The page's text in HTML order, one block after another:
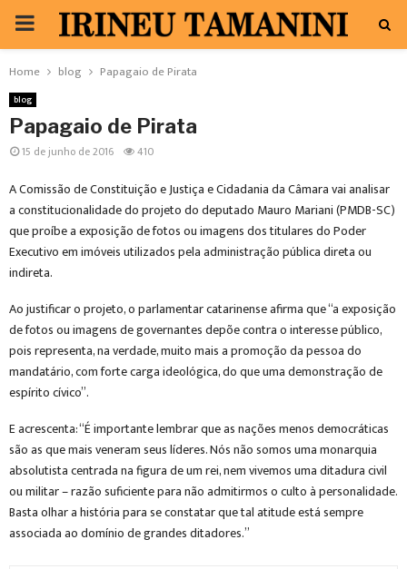
PRIMARY
MENU
Home blog Papagaio de Pirata
blog
Papagaio de Pirata
15 de junho de 2016 410
A Comissão de Constituição e Justiça e Cidadania da Câmara vai analisar
a constitucionalidade do projeto do deputado Mauro Mariani (PMDB-SC)
que proíbe a exposição de fotos ou imagens dos titulares do Poder
Executivo em imóveis utilizados pela administração pública direta ou
indireta.
Ao justificar o projeto, o parlamentar catarinense afirma que “a exposição
de fotos ou imagens de governantes depõe contra o interesse público,
pois representa, na verdade, muito mais a promoção da pessoa do
mandatário, com forte carga ideológica, do que uma demonstração de
espírito cívico”.
E acrescenta: “É importante lembrar que as nações menos democráticas
são as que mais veneram seus líderes. Nós não somos uma monarquia
absolutista centrada na figura de um rei, nem vivemos uma ditadura civil
ou militar – razão suficiente para não admitirmos o culto à personalidade.
Basta olhar a história para se constatar que tal atitude está sempre
associada ao domínio de grandes ditadores.”